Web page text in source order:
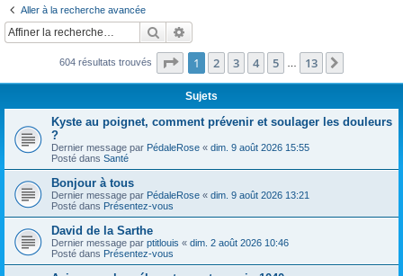
c
c
e
Aller à la recherche avancée
Rechercher
604 résultats trouvés Page 1sur13
1 2 3 4 5 13
Sujets
Kyste au poignet, comment prévenir et soulager les douleurs
?
Dernier message par PédaleRose « dim. 9 août 2026 15:55
Posté dans Santé
Bonjour à tous
Dernier message par PédaleRose « dim. 9 août 2026 13:21
Posté dans Présentez-vous
David de la Sarthe
Dernier message par ptitlouis « dim. 2 août 2026 10:46
Posté dans Présentez-vous